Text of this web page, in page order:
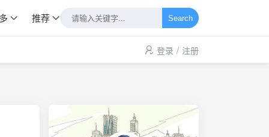
推荐 Search
登录 / 注册